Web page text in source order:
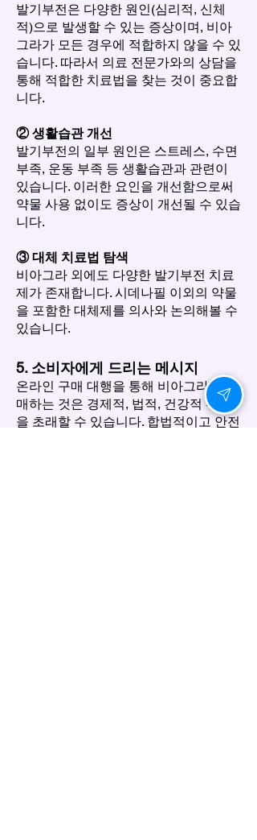
발기부전은 다양한 원인(심리적, 신체
적)으로 발생할 수 있는 증상이며, 비아
그라가 모든 경우에 적합하지 않을 수 있
습니다. 따라서 의료 전문가와의 상담을
통해 적합한 치료법을 찾는 것이 중요합
니다.
② 생활습관 개선
발기부전의 일부 원인은 스트레스, 수면
부족, 운동 부족 등 생활습관과 관련이
있습니다. 이러한 요인을 개선함으로써
약물 사용 없이도 증상이 개선될 수 있습
니다.
③ 대체 치료법 탐색
비아그라 외에도 다양한 발기부전 치료
제가 존재합니다. 시데나필 이외의 약물
을 포함한 대체제를 의사와 논의해볼 수
있습니다.
5. 소비자에게 드리는 메시지
온라인 구매 대행을 통해 비아그라를 구
매하는 것은 경제적, 법적, 건강적 위험
을 초래할 수 있습니다. 합법적이고 안전